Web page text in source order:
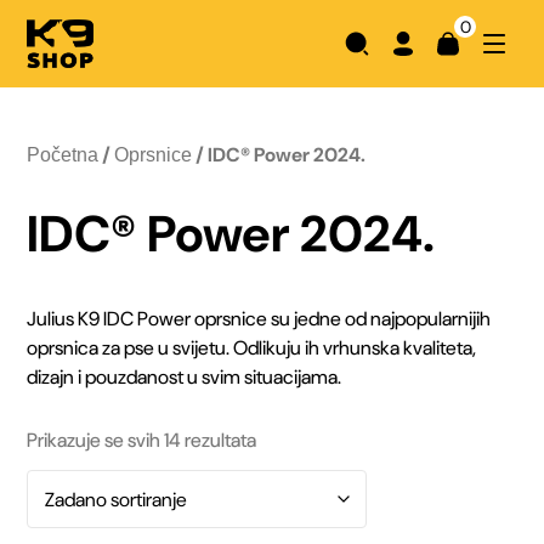
0
Početna /Oprsnice / IDC® Power 2024.
IDC® Power 2024.
Julius K9 IDC Power oprsnice su jedne od najpopularnijih
oprsnica za pse u svijetu. Odlikuju ih vrhunska kvaliteta,
dizajn i pouzdanost u svim situacijama.
Prikazuje se svih 14 rezultata